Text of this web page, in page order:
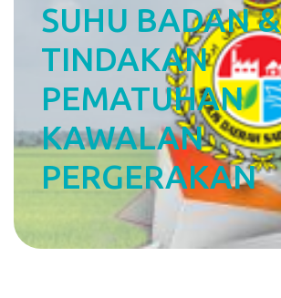
SUHU BADAN &
TINDAKAN
PEMATUHAN
KAWALAN
PERGERAKAN